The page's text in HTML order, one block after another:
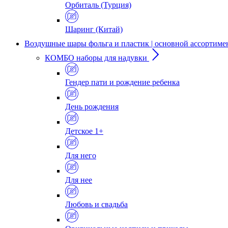
Орбиталь (Турция)
Шаринг (Китай)
Воздушные шары фольга и пластик | основной
КОМБО наборы для надувки
Гендер пати и рождение ребенка
День рождения
Детское 1+
Для него
Для нее
Любовь и свадьба